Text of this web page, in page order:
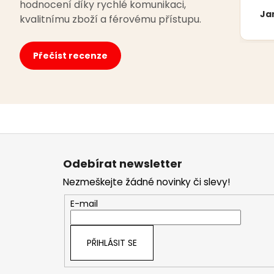
hodnocení díky rychlé komunikaci,
kvalitnímu zboží a férovému přístupu.
Přečíst recenze
Z
Odebírat newsletter
Nezmeškejte žádné novinky či slevy!
E-mail
PŘIHLÁSIT SE